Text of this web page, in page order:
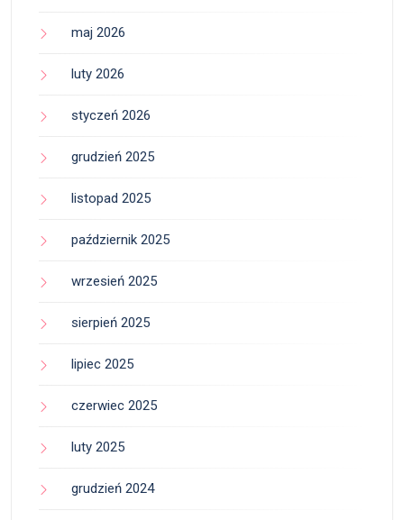
maj 2026
luty 2026
styczeń 2026
grudzień 2025
listopad 2025
październik 2025
wrzesień 2025
sierpień 2025
lipiec 2025
czerwiec 2025
luty 2025
grudzień 2024